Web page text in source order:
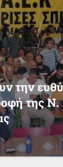
την
της Ν.